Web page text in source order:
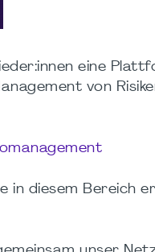
eine
von
in diesem Bereich